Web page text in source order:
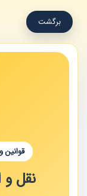
برگشت
نقل و